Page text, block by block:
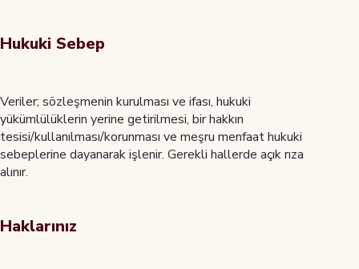
Hukuki Sebep
Veriler; sözleşmenin kurulması ve ifası, hukuki
yükümlülüklerin yerine getirilmesi, bir hakkın
tesisi/kullanılması/korunması ve meşru menfaat hukuki
sebeplerine dayanarak işlenir. Gerekli hallerde açık rıza
alınır.
Haklarınız